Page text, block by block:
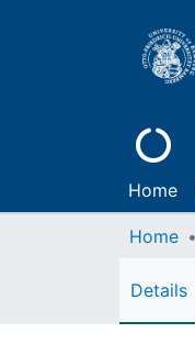
Home
Home
Details